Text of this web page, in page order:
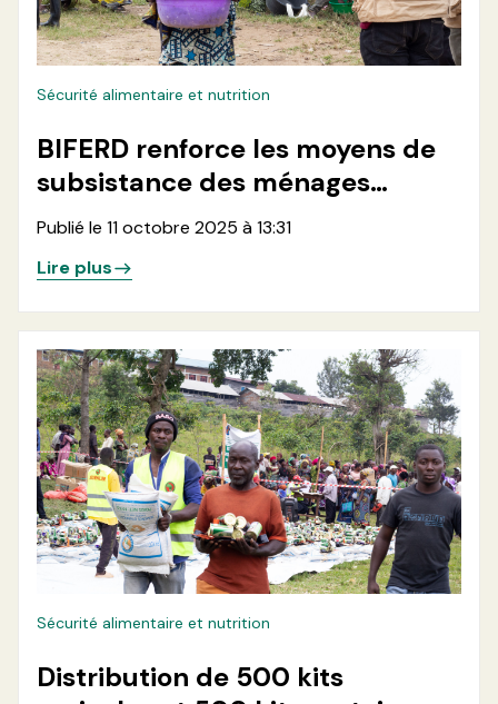
Sécurité alimentaire et nutrition
BIFERD renforce les moyens de
subsistance des ménages
vulnérables en zone de santé de
500 kits pastoraux
Publié le 11 octobre 2025 à 13:31
Lire plus
Sécurité alimentaire et nutrition
Distribution de 500 kits